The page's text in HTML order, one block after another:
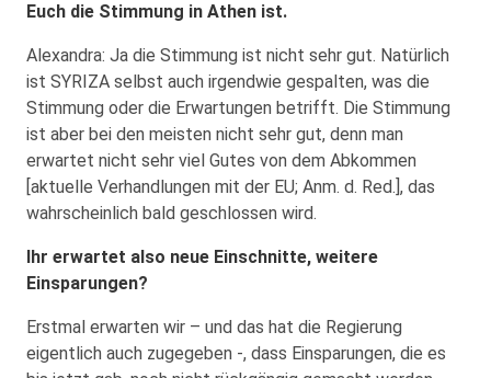
Euch die Stimmung in Athen ist.
Alexandra: Ja die Stimmung ist nicht sehr gut. Natürlich
ist SYRIZA selbst auch irgendwie gespalten, was die
Stimmung oder die Erwartungen betrifft. Die Stimmung
ist aber bei den meisten nicht sehr gut, denn man
erwartet nicht sehr viel Gutes von dem Abkommen
[aktuelle Verhandlungen mit der EU; Anm. d. Red.], das
wahrscheinlich bald geschlossen wird.
Ihr erwartet also neue Einschnitte, weitere
Einsparungen?
Erstmal erwarten wir – und das hat die Regierung
eigentlich auch zugegeben -, dass Einsparungen, die es